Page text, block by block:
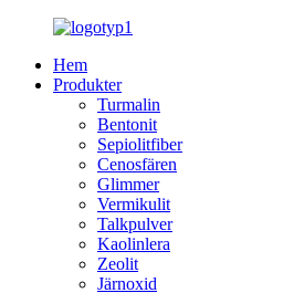
Hem
Produkter
Turmalin
Bentonit
Sepiolitfiber
Cenosfären
Glimmer
Vermikulit
Talkpulver
Kaolinlera
Zeolit
Järnoxid